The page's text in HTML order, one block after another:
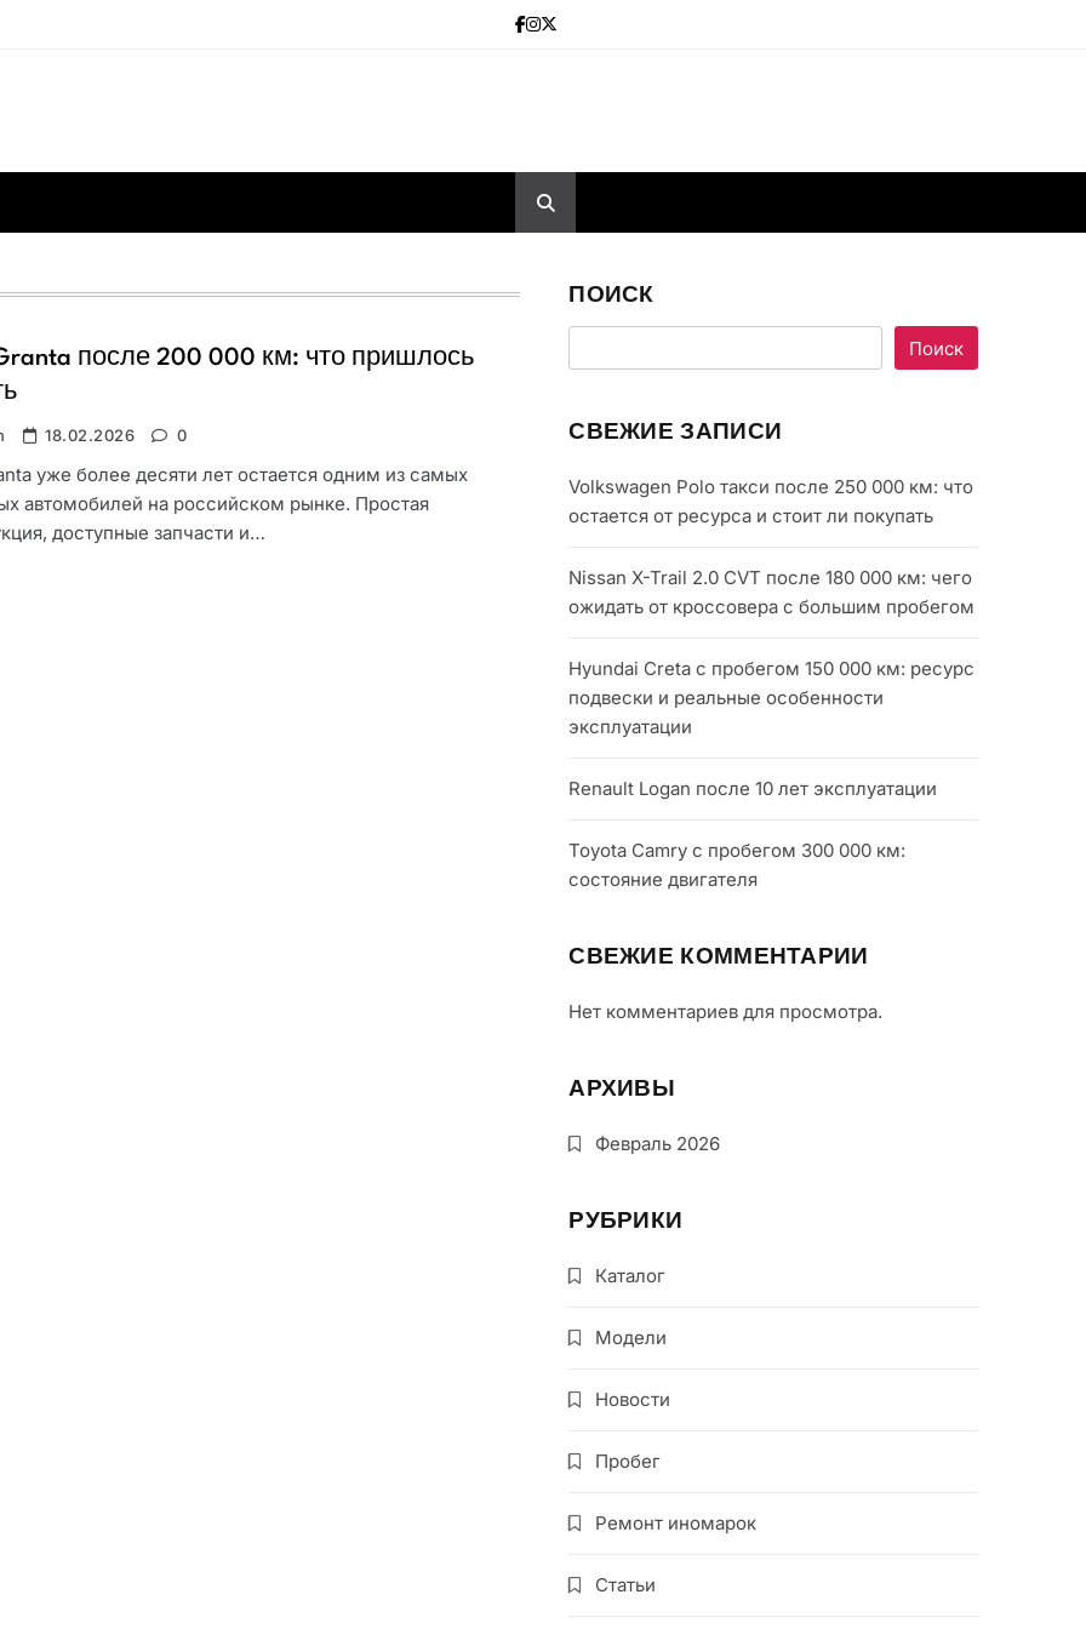
после 200 000 км: что пришлось
18.02.2026 0
уже более десяти лет остается одним из самых
автомобилей на российском рынке. Простая
доступные запчасти и…
ПОИСК
Поиск
СВЕЖИЕ ЗАПИСИ
Volkswagen Polo такси после 250 000 км: что
остается от ресурса и стоит ли покупать
Nissan X-Trail 2.0 CVT после 180 000 км: чего
ожидать от кроссовера с большим пробегом
Hyundai Creta с пробегом 150 000 км: ресурс
подвески и реальные особенности
эксплуатации
Renault Logan после 10 лет эксплуатации
Toyota Camry с пробегом 300 000 км:
состояние двигателя
СВЕЖИЕ КОММЕНТАРИИ
Нет комментариев для просмотра.
АРХИВЫ
Февраль 2026
РУБРИКИ
Каталог
Модели
Новости
Пробег
Ремонт иномарок
Статьи